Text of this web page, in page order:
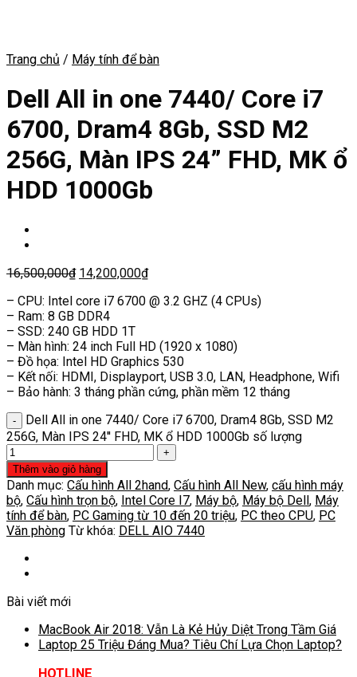
Trang chủ / Máy tính để bàn
Dell All in one 7440/ Core i7
6700, Dram4 8Gb, SSD M2
256G, Màn IPS 24” FHD, MK ổ
HDD 1000Gb
16,500,000₫ 14,200,000₫
– CPU: Intel core i7 6700 @ 3.2 GHZ (4 CPUs)
– Ram: 8 GB DDR4
– SSD: 240 GB HDD 1T
– Màn hình: 24 inch Full HD (1920 x 1080)
– Đồ họa: Intel HD Graphics 530
– Kết nối: HDMI, Displayport, USB 3.0, LAN, Headphone, Wifi
– Bảo hành: 3 tháng phần cứng, phần mềm 12 tháng
Dell All in one 7440/ Core i7 6700, Dram4 8Gb, SSD M2
256G, Màn IPS 24'' FHD, MK ổ HDD 1000Gb số lượng
Thêm vào giỏ hàng
Danh mục: Cấu hình All 2hand, Cấu hình All New, cấu hình máy
bộ, Cấu hình trọn bộ, Intel Core I7, Máy bộ, Máy bộ Dell, Máy
tính để bàn, PC Gaming từ 10 đến 20 triệu, PC theo CPU, PC
Văn phòng Từ khóa: DELL AIO 7440
Bài viết mới
MacBook Air 2018: Vẫn Là Kẻ Hủy Diệt Trong Tầm Giá
Laptop 25 Triệu Đáng Mua? Tiêu Chí Lựa Chọn Laptop?
HOTLINE